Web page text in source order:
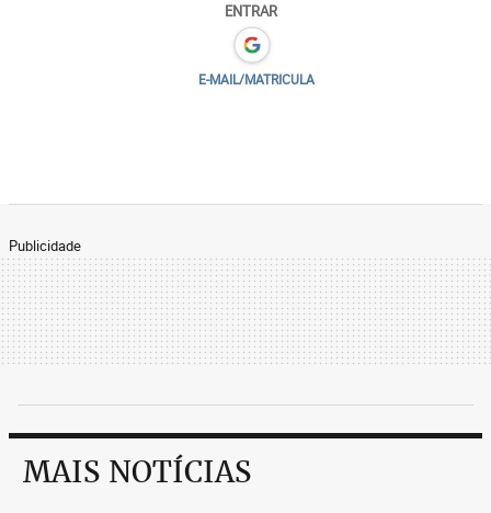
ENTRAR
E-MAIL/MATRICULA
Publicidade
MAIS NOTÍCIAS